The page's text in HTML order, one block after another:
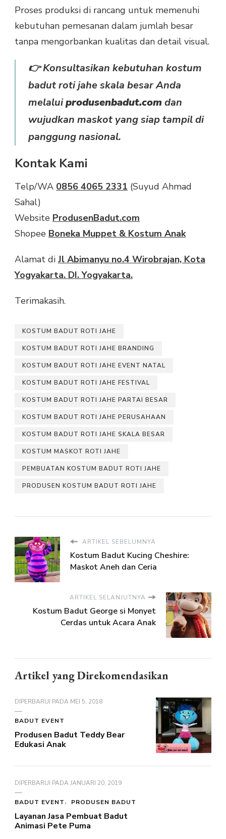
Proses produksi di rancang untuk memenuhi
kebutuhan pemesanan dalam jumlah besar
tanpa mengorbankan kualitas dan detail visual.
👉 Konsultasikan kebutuhan kostum
badut roti jahe skala besar Anda
melaluiprodusenbadut.comdan
wujudkan maskot yang siap tampil di
panggung nasional.
Kontak Kami
Telp/WA 0856 4065 2331 (Suyud Ahmad
Sahal)
Website ProdusenBadut.com
Shopee Boneka Muppet & Kostum Anak
Alamat di Jl Abimanyu no.4 Wirobrajan, Kota
Yogyakarta. DI. Yogyakarta.
Terimakasih.
KOSTUM BADUT ROTI JAHE
KOSTUM BADUT ROTI JAHE BRANDING
KOSTUM BADUT ROTI JAHE EVENT NATAL
KOSTUM BADUT ROTI JAHE FESTIVAL
KOSTUM BADUT ROTI JAHE PARTAI BESAR
KOSTUM BADUT ROTI JAHE PERUSAHAAN
KOSTUM BADUT ROTI JAHE SKALA BESAR
KOSTUM MASKOT ROTI JAHE
PEMBUATAN KOSTUM BADUT ROTI JAHE
PRODUSEN KOSTUM BADUT ROTI JAHE
ARTIKEL SEBELUMNYA
Kostum Badut Kucing Cheshire:
Maskot Aneh dan Ceria
ARTIKEL SELANJUTNYA
Kostum Badut George si Monyet
Cerdas untuk Acara Anak
Artikel yang Direkomendasikan
DIPERBARUI PADA MEI 5, 2018
BADUT EVENT
Produsen Badut Teddy Bear
Edukasi Anak
DIPERBARUI PADAJANUARI 20, 2019
BADUT EVENT PRODUSEN BADUT
Layanan Jasa Pembuat Badut
Animasi Pete Puma